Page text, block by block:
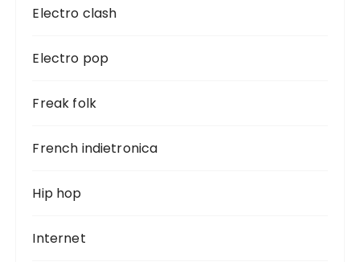
Electro clash
Electro pop
Freak folk
French indietronica
Hip hop
Internet